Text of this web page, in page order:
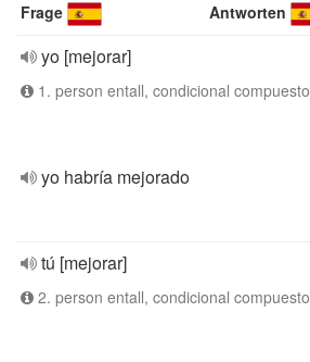
Frage Antworten
yo [mejorar]
1. person entall, condicional compuesto
yo habría mejorado
tú [mejorar]
2. person entall, condicional compuesto